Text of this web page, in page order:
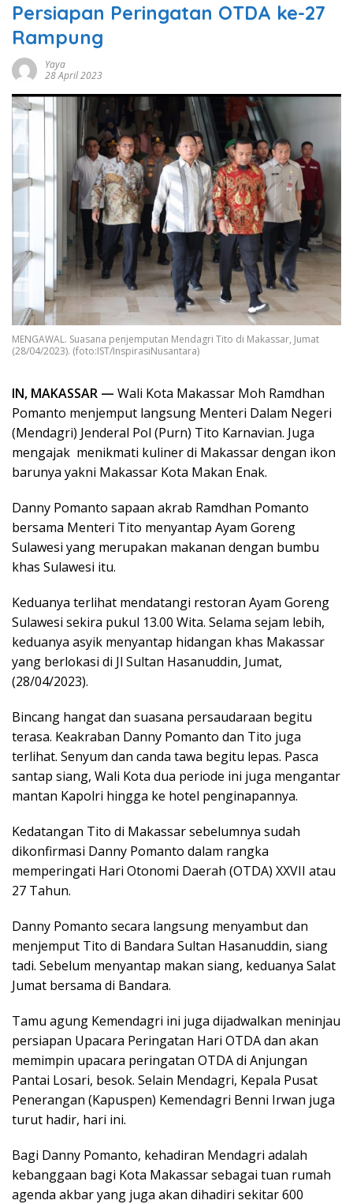
Persiapan Peringatan OTDA ke-27
Rampung
Yaya
28 April 2023
MENGAWAL. Suasana penjemputan Mendagri Tito di Makassar, Jumat
(28/04/2023). (foto:IST/InspirasiNusantara)
IN, MAKASSAR — Wali Kota Makassar Moh Ramdhan
Pomanto menjemput langsung Menteri Dalam Negeri
(Mendagri) Jenderal Pol (Purn) Tito Karnavian. Juga
mengajak menikmati kuliner di Makassar dengan ikon
barunya yakni Makassar Kota Makan Enak.
Danny Pomanto sapaan akrab Ramdhan Pomanto
bersama Menteri Tito menyantap Ayam Goreng
Sulawesi yang merupakan makanan dengan bumbu
khas Sulawesi itu.
Keduanya terlihat mendatangi restoran Ayam Goreng
Sulawesi sekira pukul 13.00 Wita. Selama sejam lebih,
keduanya asyik menyantap hidangan khas Makassar
yang berlokasi di Jl Sultan Hasanuddin, Jumat,
(28/04/2023).
Bincang hangat dan suasana persaudaraan begitu
terasa. Keakraban Danny Pomanto dan Tito juga
terlihat. Senyum dan canda tawa begitu lepas. Pasca
santap siang, Wali Kota dua periode ini juga mengantar
mantan Kapolri hingga ke hotel penginapannya.
Kedatangan Tito di Makassar sebelumnya sudah
dikonfirmasi Danny Pomanto dalam rangka
memperingati Hari Otonomi Daerah (OTDA) XXVII atau
27 Tahun.
Danny Pomanto secara langsung menyambut dan
menjemput Tito di Bandara Sultan Hasanuddin, siang
tadi. Sebelum menyantap makan siang, keduanya Salat
Jumat bersama di Bandara.
Tamu agung Kemendagri ini juga dijadwalkan meninjau
persiapan Upacara Peringatan Hari OTDA dan akan
memimpin upacara peringatan OTDA di Anjungan
Pantai Losari, besok. Selain Mendagri, Kepala Pusat
Penerangan (Kapuspen) Kemendagri Benni Irwan juga
turut hadir, hari ini.
Bagi Danny Pomanto, kehadiran Mendagri adalah
kebanggaan bagi Kota Makassar sebagai tuan rumah
agenda akbar yang juga akan dihadiri sekitar 600